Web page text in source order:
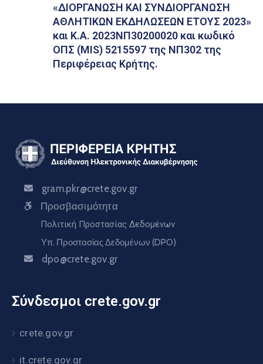
«ΔΙΟΡΓΑΝΩΣΗ ΚΑΙ ΣΥΝΔΙΟΡΓΑΝΩΣΗ
ΑΘΛΗΤΙΚΩΝ ΕΚΔΗΛΩΣΕΩΝ ΕΤΟΥΣ 2023»
και Κ.Α. 2023ΝΠ30200020 και κωδικό
ΟΠΣ (MIS) 5215597 της ΝΠ302 της
Περιφέρειας Κρήτης.
gram.pkr@crete.gov.gr
Προσβασιμότητα
Πολιτική Προστασίας Δεδομένων
Υπ. Προστασίας Δεδομένων (DPO)
dpo@crete.gov.gr
Σύνδεσμοι crete.gov.gr
crete.gov.gr
it.crete.gov.gr